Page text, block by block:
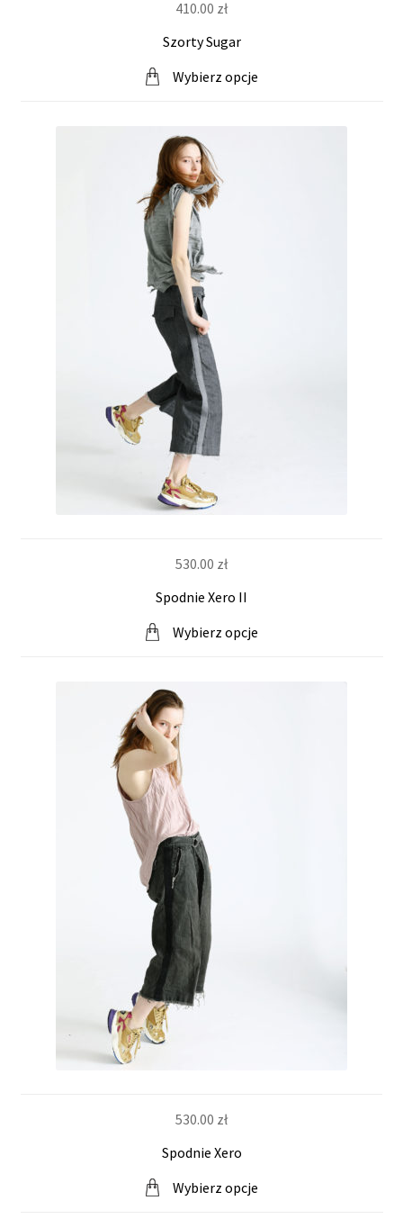
Wybierz opcje
410.00 zł
Szorty Sugar
Wybierz opcje
530.00 zł
Spodnie Xero II
Wybierz opcje
530.00 zł
Spodnie Xero